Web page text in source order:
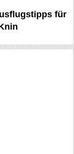
für